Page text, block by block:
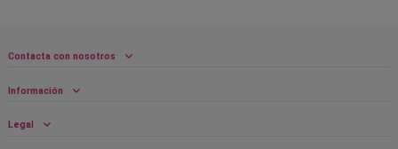
Contacta con nosotros
Información
Legal